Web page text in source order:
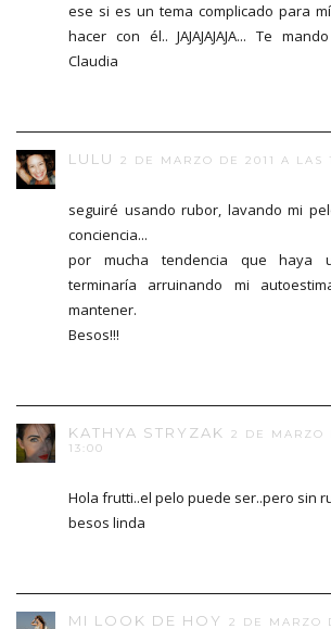
ese si es un tema complicado para
hacer con él.. JAJAJAJAJA... Te
Claudia
LULU 2 DE MARZO DE 2011 A LAS
seguiré usando rubor, lavando mi
conciencia...
por mucha tendencia que haya
terminaría arruinando mi
mantener.
Besos!!!
KATHYA STRYZAK
2 DE MARZO
13:00
Hola frutti..el pelo puede ser..pero sin
besos linda
MI LOOK DE HOY
2 DE MARZO